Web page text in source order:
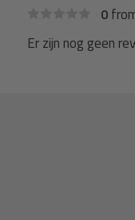
0
Er zijn nog geen